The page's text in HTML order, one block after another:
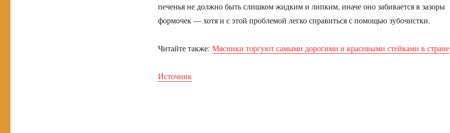
печенья не должно быть слишком жидким и липким, иначе оно забивается в зазоры
формочек — хотя и с этой проблемой легко справиться с помощью зубочистки.
Читайте также: Мясники торгуют самыми дорогими и красивыми стейками в стране
Источник